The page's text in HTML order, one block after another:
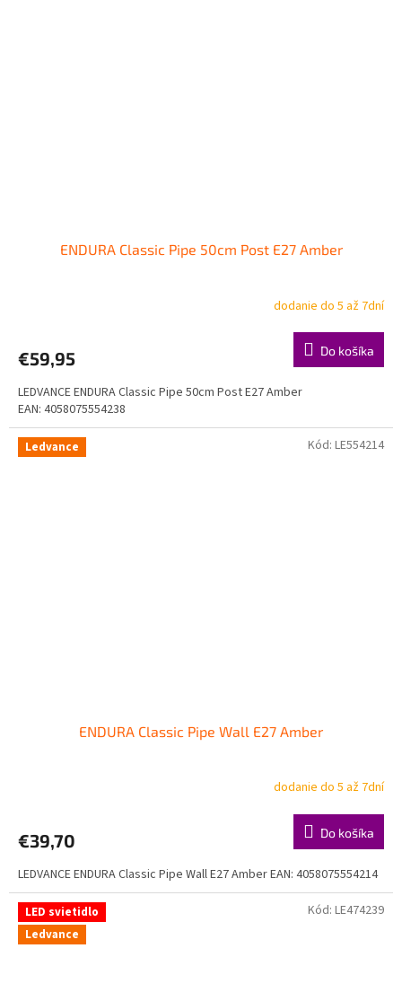
ENDURA Classic Pipe 50cm Post E27 Amber
dodanie do 5 až 7dní
€59,95 Do košíka
LEDVANCE ENDURA Classic Pipe 50cm Post E27 Amber
EAN: 4058075554238
Ledvance
ENDURA Classic Pipe Wall E27 Amber
dodanie do 5 až 7dní
€39,70 Do košíka
LEDVANCE ENDURA Classic Pipe Wall E27 Amber EAN: 4058075554214
Kód: LE554214
LED svietidlo
Ledvance
Kód: LE474239